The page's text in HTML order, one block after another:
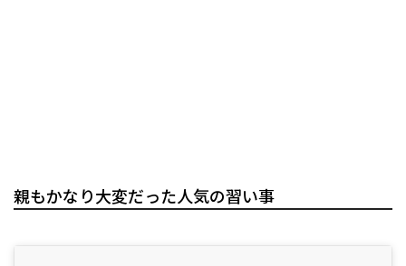
親もかなり大変だった人気の習い事